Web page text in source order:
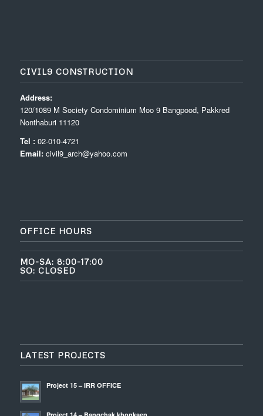
CIVIL9 CONSTRUCTION
Address:
120/1089 M Society Condominium Moo 9 Bangpood, Pakkred
Nonthaburi 11120
Tel :02-010-4721
Email: civil9_arch@yahoo.com
OFFICE HOURS
MO-SA: 8:00-17:00
SO: CLOSED
LATEST PROJECTS
Project 15 – IRR OFFICE